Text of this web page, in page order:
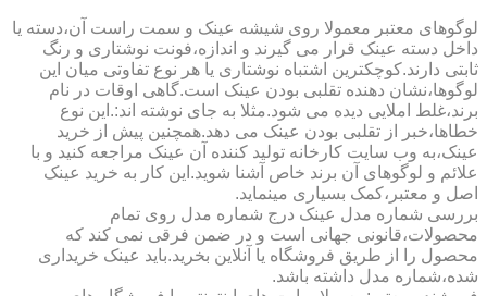
لوگوهای معتبر معمولا روی شیشه عینک و سمت راست آن،دسته یا
داخل دسته عینک قرار می گیرند و اندازه،فونت نوشتاری و رنگ
ثابتی دارند.کوچکترین اشتباه نوشتاری یا هر نوع تفاوتی میان این
لوگوها،نشان دهنده تقلبی بودن عینک است.گاهی اوقات در نام
برند،غلط املایی دیده می شود.مثلا به جای نوشته اند:.این نوع
خطاها،خبر از تقلبی بودن عینک می دهد.همچنین پیش از خرید
عینک،به وب سایت کارخانه تولید کننده آن عینک مراجعه کنید و با
علائم و لوگوهای آن برند خاص آشنا شوید.این کار به خرید عینک
اصل و معتبر،کمک بسیاری مینماید.
بررسی شماره مدل عینک درج شماره مدل روی تمام
محصولات،قانونی جهانی است و در ضمن فرقی نمی کند که
محصول را از طریق فروشگاه یا آنلاین بخرید.باید عینک خریداری
شده،شماره مدل داشته باشد.